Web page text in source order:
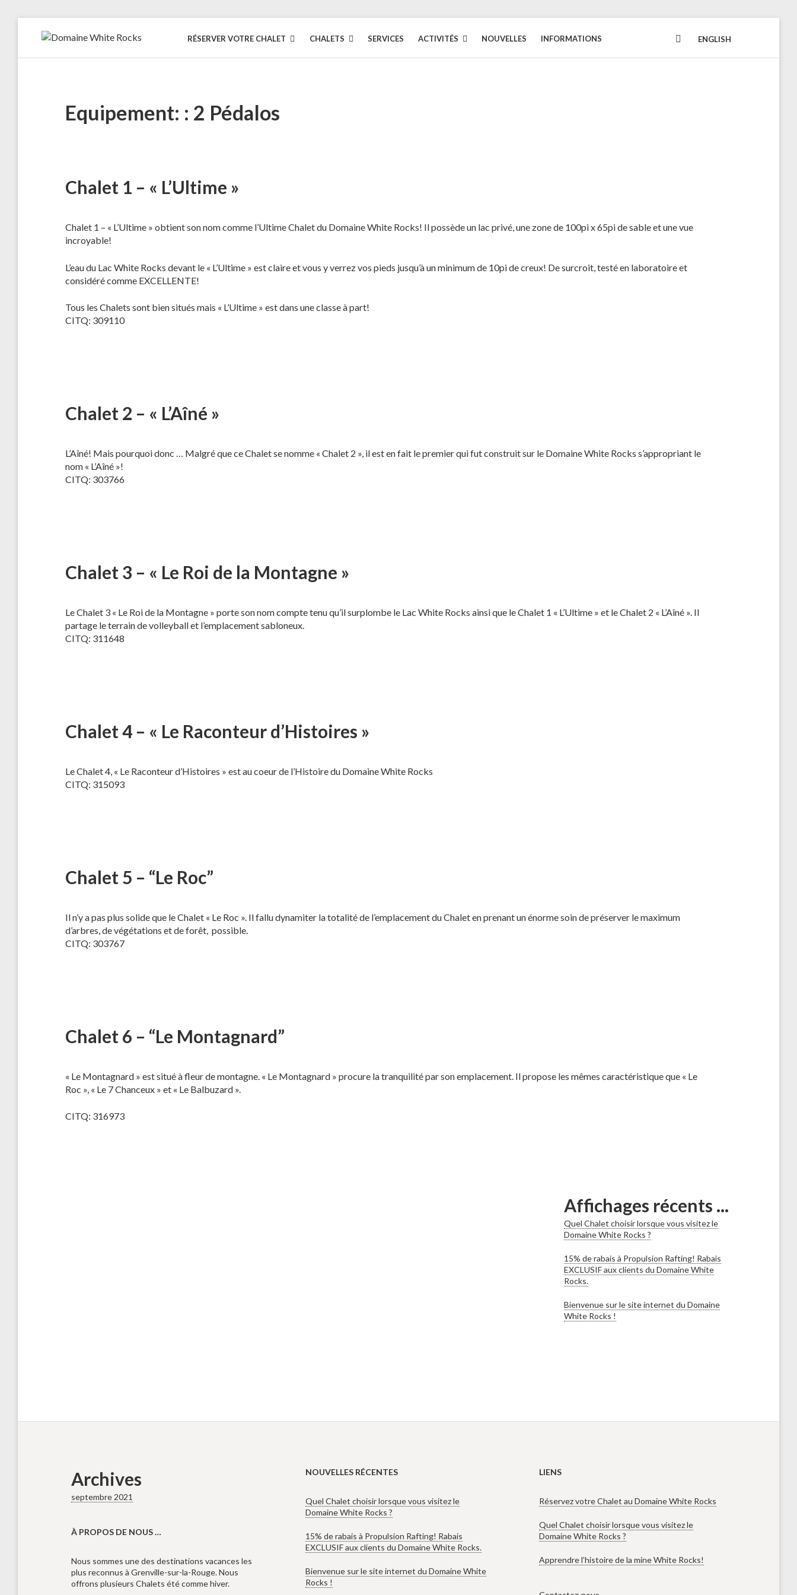
DOMAINE
WHITE
Location
RÉSERVER VOTRE CHALET CHALETS SERVICES ACTIVITÉS NOUVELLES INFORMATIONS FACEBOOK
ENGLISH
Equipement: : 2 Pédalos
Chalet 1 – « L’Ultime »
Chalet 1 – « L’Ultime » obtient son nom comme l’Ultime Chalet du Domaine White Rocks! Il possède un lac privé, une zone de 100pi x 65pi de sable et une vue
incroyable!
L’eau du Lac White Rocks devant le « L’Ultime » est claire et vous y verrez vos pieds jusqu’à un minimum de 10pi de creux! De surcroit, testé en laboratoire et
considéré comme EXCELLENTE!
Tous les Chalets sont bien situés mais « L’Ultime » est dans une classe à part!
CITQ: 309110
Chalet 2 – « L’Aîné »
L’Aîné! Mais pourquoi donc … Malgré que ce Chalet se nomme « Chalet 2 », il est en fait le premier qui fut construit sur le Domaine White Rocks s’appropriant le
nom « L’Aîné »!
CITQ: 303766
Chalet 3 – « Le Roi de la Montagne »
Le Chalet 3 « Le Roi de la Montagne » porte son nom compte tenu qu’il surplombe le Lac White Rocks ainsi que le Chalet 1 « L’Ultime » et le Chalet 2 « L’Aîné ». Il
partage le terrain de volleyball et l’emplacement sabloneux.
CITQ: 311648
Chalet 4 – « Le Raconteur d’Histoires »
Le Chalet 4, « Le Raconteur d’Histoires » est au coeur de l’Histoire du Domaine White Rocks
CITQ: 315093
Chalet 5 – “Le Roc”
Il n’y a pas plus solide que le Chalet « Le Roc ». Il fallu dynamiter la totalité de l’emplacement du Chalet en prenant un énorme soin de préserver le maximum
d’arbres, de végétations et de forêt, possible.
CITQ: 303767
Chalet 6 – “Le Montagnard”
« Le Montagnard » est situé à fleur de montagne. « Le Montagnard » procure la tranquilité par son emplacement. Il propose les mêmes caractéristique que « Le
Roc », « Le 7 Chanceux » et « Le Balbuzard ».
CITQ: 316973
Affichages récents ...
Quel Chalet choisir lorsque vous visitez le
Domaine White Rocks ?
15% de rabais à Propulsion Rafting! Rabais
EXCLUSIF aux clients du Domaine White
Rocks.
Bienvenue sur le site internet du Domaine
White Rocks !
Archives
septembre 2021
À PROPOS DE NOUS …
Nous sommes une des destinations vacances les
plus reconnus à Grenville-sur-la-Rouge. Nous
offrons plusieurs Chalets été comme hiver.
NOUVELLES RÉCENTES
Quel Chalet choisir lorsque vous visitez le
Domaine White Rocks ?
15% de rabais à Propulsion Rafting! Rabais
EXCLUSIF aux clients du Domaine White Rocks.
Bienvenue sur le site internet du Domaine White
Rocks !
LIENS
Réservez votre Chalet au Domaine White Rocks
Quel Chalet choisir lorsque vous visitez le
Domaine White Rocks ?
Apprendre l’histoire de la mine White Rocks!